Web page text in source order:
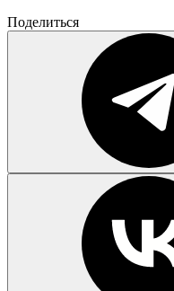
Поделиться